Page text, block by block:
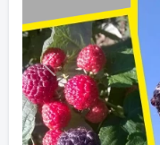
Previous